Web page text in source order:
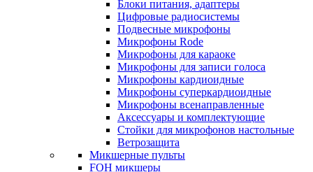
Блоки питания, адаптеры
Цифровые радиосистемы
Подвесные микрофоны
Микрофоны Rode
Микрофоны для караоке
Микрофоны для записи голоса
Микрофоны кардиоидные
Микрофоны суперкардиоидные
Микрофоны всенаправленные
Аксессуары и комплектующие
Стойки для микрофонов настольные
Ветрозащита
Микшерные пульты
FOH микшеры